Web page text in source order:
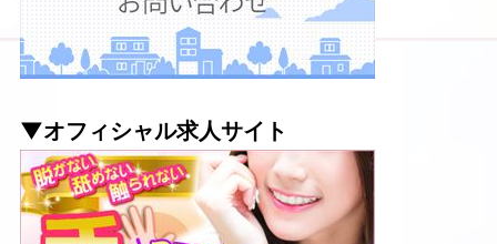
▼オフィシャル求人サイト